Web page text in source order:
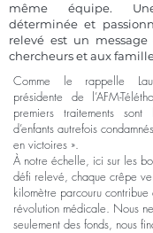
même équipe.
déterminée et
relevé est un
chercheurs et aux
Comme le rappelle
présidente de l’AFM-
premiers traitements
d’enfants autrefois
en victoires ».
À notre échelle, ici sur les
défi relevé, chaque crêpe
kilomètre parcouru
révolution médicale. Nous
seulement des fonds, nous